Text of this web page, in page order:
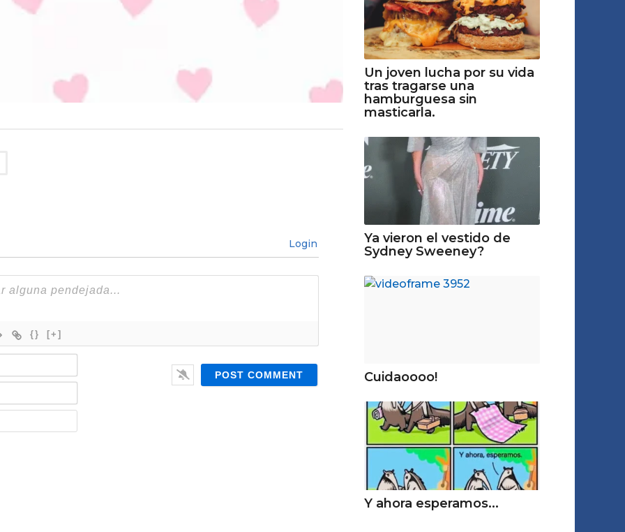
Login
{} [+]
Un joven lucha por su vida
tras tragarse una
hamburguesa sin
masticarla.
Ya vieron el vestido de
Sydney Sweeney?
Cuidaoooo!
Y ahora esperamos...